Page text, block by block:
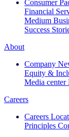
Consumer
Financial
Medium
Success
About
Company
Equity &
Media center
Careers
Careers
Principles